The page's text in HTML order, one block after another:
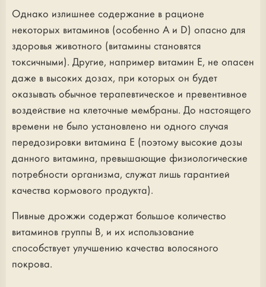
Однако излишнее содержание в рационе
некоторых витаминов (особенно А и D) опасно для
здоровья животного (витамины становятся
токсичными). Другие, например витамин Е, не опасен
даже в высоких дозах, при которых он будет
оказывать обычное терапевтическое и превентивное
воздействие на клеточные мембраны. До настоящего
времени не было установлено ни одного случая
передозировки витамина Е (поэтому высокие дозы
данного витамина, превышающие физиологические
потребности организма, служат лишь гарантией
качества кормового продукта).
Пивные дрожжи содержат большое количество
витаминов группы В, и их использование
способствует улучшению качества волосяного
покрова.